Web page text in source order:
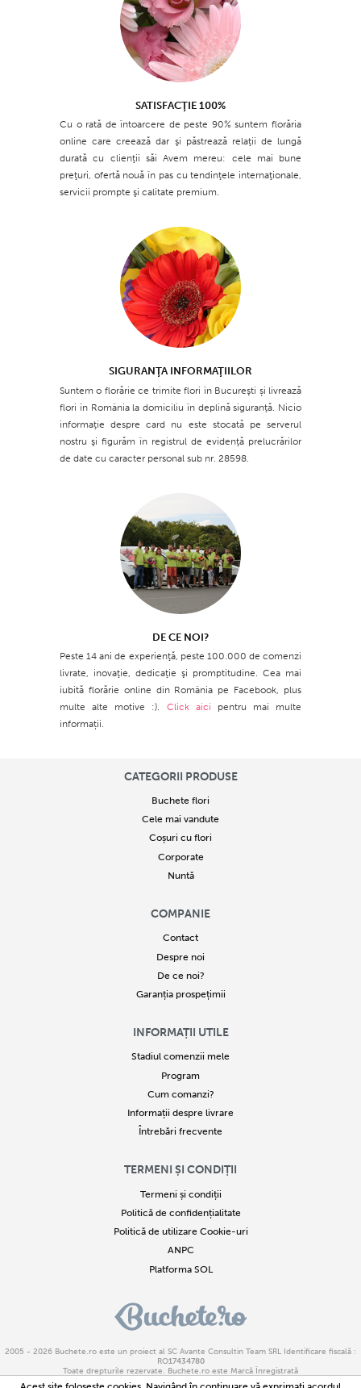
SATISFACŢIE 100%
Cu o rată de întoarcere de peste 90% suntem florăria
online care creează dar şi păstrează relaţii de lungă
durată cu clienţii săi Avem mereu: cele mai bune
preţuri, ofertă nouă în pas cu tendinţele internaţionale,
servicii prompte şi calitate premium.
SIGURANŢA INFORMAŢIILOR
Suntem o florărie ce trimite flori în Bucureşti și livrează
flori în România la domiciliu în deplină siguranţă. Nicio
informaţie despre card nu este stocată pe serverul
nostru şi figurăm în registrul de evidenţă prelucrărilor
de date cu caracter personal sub nr. 28598.
DE CE NOI?
Peste 14 ani de experienţă, peste 100.000 de comenzi
livrate, inovaţie, dedicaţie şi promptitudine. Cea mai
iubită florărie online din România pe Facebook, plus
multe alte motive :). Click aici pentru mai multe
informații.
CATEGORII PRODUSE
Buchete flori
Cele mai vandute
Coșuri cu flori
Corporate
Nuntă
COMPANIE
Contact
Despre noi
De ce noi?
Garanția prospețimii
INFORMAȚII UTILE
Stadiul comenzii mele
Program
Cum comanzi?
Informații despre livrare
Întrebări frecvente
TERMENI ȘI CONDIȚII
Termeni și condiții
Politică de confidențialitate
Politică de utilizare Cookie-uri
ANPC
Platforma SOL
2005 - 2026 Buchete.ro este un proiect al SC Avante Consultin Team SRL Identificare fiscală :
RO17434780
Toate drepturile rezervate. Buchete.ro este Marcă Înregistrată
Copierea parțială sau integrală a textelor sau imaginilor este strict interzisă. Încălcarea acestor